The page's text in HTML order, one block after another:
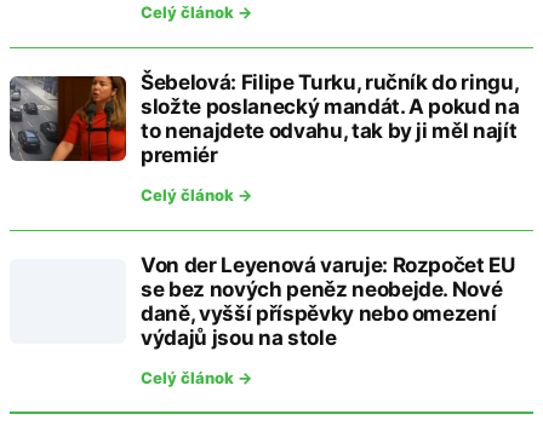
Celý článok →
Šebelová: Filipe Turku, ručník do ringu,
složte poslanecký mandát. A pokud na
to nenajdete odvahu, tak by ji měl najít
premiér
Celý článok →
Von der Leyenová varuje: Rozpočet EU
se bez nových peněz neobejde. Nové
daně, vyšší příspěvky nebo omezení
výdajů jsou na stole
Celý článok →